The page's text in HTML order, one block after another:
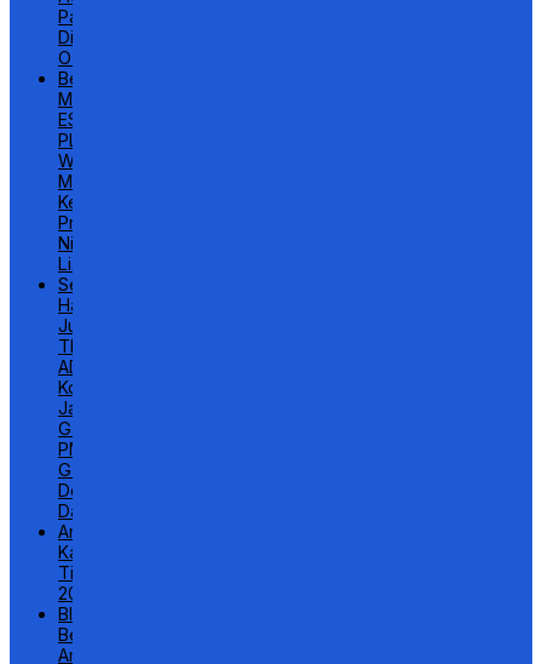
Pamudi
Dibacok
OTK
Bersama
Menteri
ESDM,
PLN
Wujudkan
Mimpi
Keluarga
Prasejahtera
Nikmati
Listrik
Semangat
Hari
Juang
TNI
AD,
Kodim
Jayawijaya
Gandeng
PMI
Gelar
Donor
Darah
Android
Kasino
Tip
2026
Blackjack
Bermain
Aman